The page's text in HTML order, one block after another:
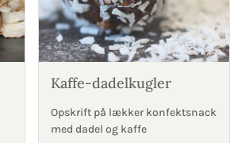
Kaffe-dadelkugler
Opskrift på lækker konfektsnack
med dadel og kaffe